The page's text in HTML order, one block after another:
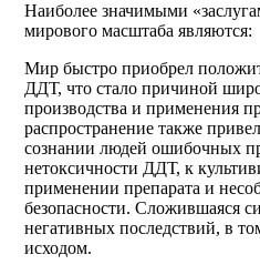
Наиболее значимыми
мирового масштаба являются:
Мир быстро приобрел
ДДТ, что стало причиной
производства и применения
распространение также
сознании людей ошибочных
нетоксичности ДДТ, к
применении препарата и
безопасности. Сложившаяся
негативных последствий, в
исходом.